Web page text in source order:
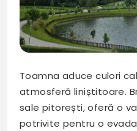
Toamna aduce culori
atmosferă liniștitoare.
sale pitorești, oferă o
potrivite pentru o